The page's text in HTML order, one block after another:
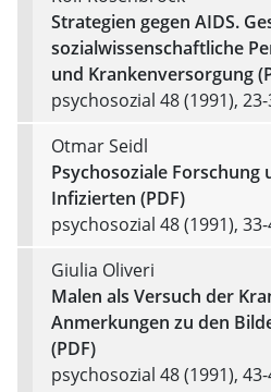
Strategien gegen AIDS.
sozialwissenschaftliche
und Krankenversorgung
psychosozial 48 (1991),
Otmar Seidl
Psychosoziale Forschung
Infizierten (PDF)
psychosozial 48 (1991),
Giulia Oliveri
Malen als Versuch der
Anmerkungen zu den
(PDF)
psychosozial 48 (1991),